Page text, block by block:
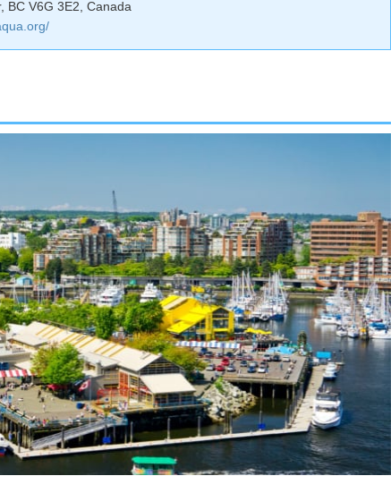
BC V6G 3E2, Canada